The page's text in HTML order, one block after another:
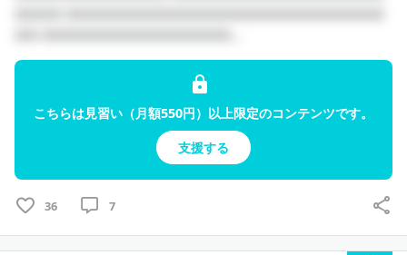
こちらは見習い（月額550円）以上限定のコンテンツです。
支援する
36 7